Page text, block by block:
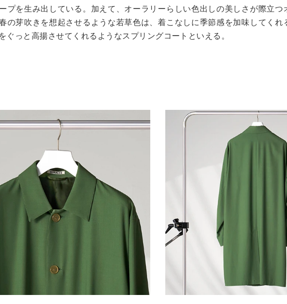
プを生み出している。加えて、オーラリーらしい色出しの美しさが際立つ
の芽吹きを想起させるような若草色は、着こなしに季節感を加味してくれ
ぐっと高揚させてくれるようなスプリングコートといえる。